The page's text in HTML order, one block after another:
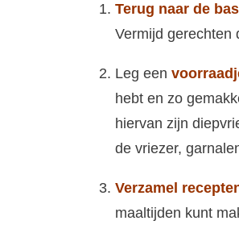
Terug naar de
Vermijd gerechten
Leg een
hebt en zo
hiervan zijn
de vriezer,
Verzamel
maaltijden kunt